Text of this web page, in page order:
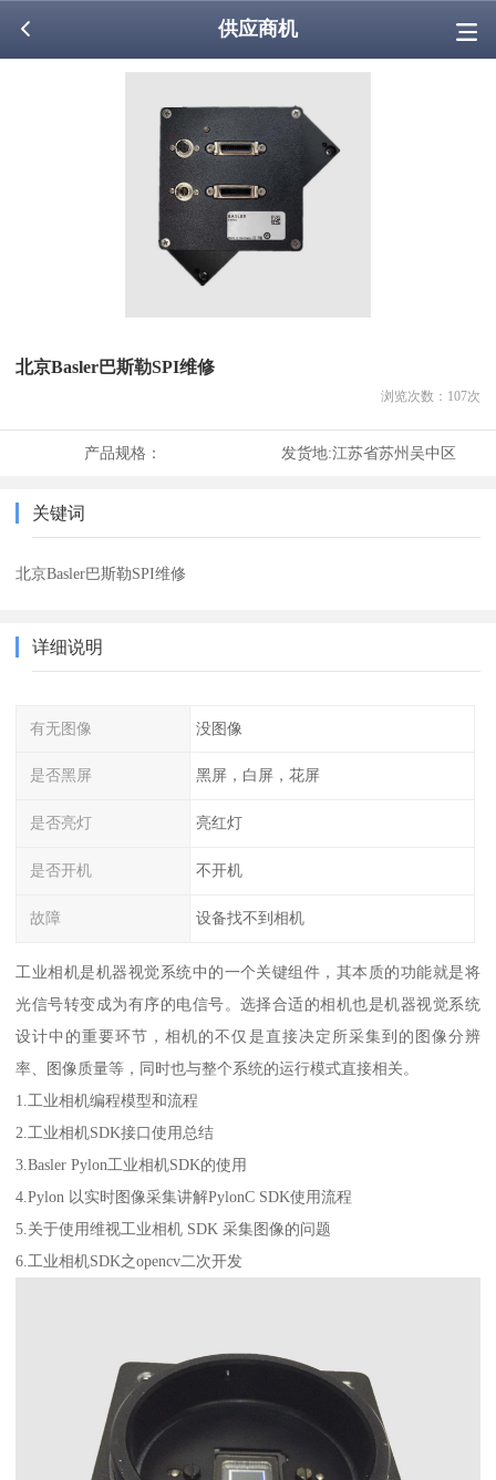
供应商机
北京Basler巴斯勒SPI维修
浏览次数： 107次
产品规格： 发货地:江苏省苏州吴中区
关键词
北京Basler巴斯勒SPI维修
详细说明
有无图像 没图像
是否黑屏 黑屏，白屏，花屏
是否亮灯 亮红灯
是否开机 不开机
故障 设备找不到相机
工业相机是机器视觉系统中的一个关键组件，其本质的功能就是将
光信号转变成为有序的电信号。选择合适的相机也是机器视觉系统
设计中的重要环节，相机的不仅是直接决定所采集到的图像分辨
率、图像质量等，同时也与整个系统的运行模式直接相关。
1.工业相机编程模型和流程
2.工业相机SDK接口使用总结
3.Basler Pylon工业相机SDK的使用
4.Pylon 以实时图像采集讲解PylonC SDK使用流程
5.关于使用维视工业相机 SDK 采集图像的问题
6.工业相机SDK之opencv二次开发